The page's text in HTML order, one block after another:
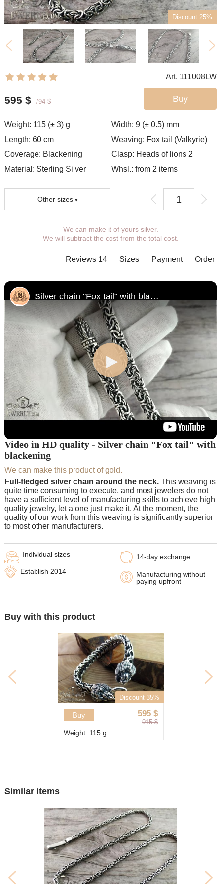
Discount 25%
Art. 111008LW
Buy
595 $ 794 $
Weight: 115 (± 3) g Width:9 (± 0.5) mm
Length: 60 cm Weaving: Fox tail (Valkyrie)
Coverage: Blackening Clasp: Heads of lions 2
Material: Sterling Silver
Whsl.: from 2 items
Other sizes
You can choose coverage, weight,
length, width, clasp.
width, length and weight cannot be
We can make it of yours silver.
We will subtract the cost from the total cost.
Reviews 14 Order
Payment
Sizes
Silver chain "Fox tail" with blackening
Video in HD quality - Silver chain "Fox tail" with
blackening
We can make this product of gold.
Full-fledged silver chain around the neck. This weaving is
quite time consuming to execute, and most jewelers do not
have a sufficient level of manufacturing skills to achieve high
quality jewelry, let alone just make it. At the moment, the
quality of our work from this weaving is significantly superior
to most other manufacturers.
14-day exchange
Manufacturing without
paying upfront
Individual sizes
Establish 2014
Buy with this product
Discount 35%
595 $
915 $
Buy
Weight: 115 g
Similar items